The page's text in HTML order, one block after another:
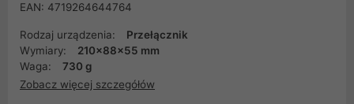
EAN: 4719264644764
Rodzaj urządzenia:
Przełącznik
Wymiary:
210x88x55 mm
Waga:
730 g
Zobacz więcej szczegółów